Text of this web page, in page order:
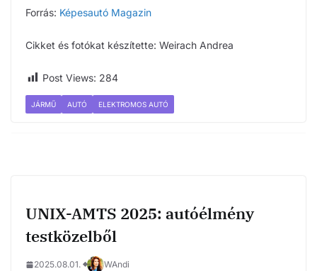
Forrás: Képesautó Magazin
Cikket és fotókat készítette: Weirach Andrea
Post Views: 284
JÁRMŰ AUTÓ ELEKTROMOS AUTÓ
UNIX-AMTS 2025: autóélmény
testközelből
2025.08.01. WAndi